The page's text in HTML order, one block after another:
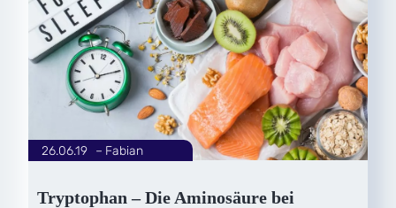
Tryptophan – Die Aminosäure bei
Fabian
26.06.19